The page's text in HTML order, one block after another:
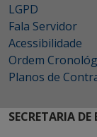
LGPD
Fala Servidor
Acessibilidade
Ordem
Planos de
SECRETARIA